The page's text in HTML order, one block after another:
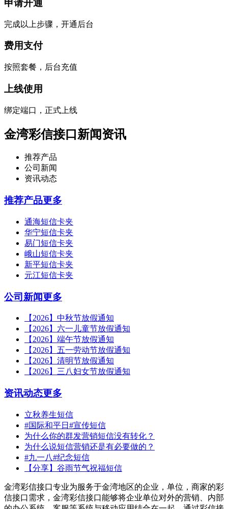
申请开通
完成以上步骤，开通后台
费用支付
按照套餐，后台充值
上线使用
绑定端口，正式上线
金湾彩信接口新闻资讯
推荐产品
公司新闻
资讯动态
推荐产品更多
通海短信卡夹
华宁短信卡夹
易门短信卡夹
峨山短信卡夹
新平短信卡夹
元江短信卡夹
公司新闻更多
【2026】中秋节放假通知
【2026】六一儿童节放假通知
【2026】端午节放假通知
【2026】五一劳动节放假通知
【2026】清明节放假通知
【2026】三八妇女节放假通知
资讯动态更多
立秋养生短信
#国际和平日#宣传短信
为什么你的群发营销短信没有转化？
为什么说短信营销还是有必要做的？
#九一八#纪念短信
【分享】谷雨节气祝福短信
金湾彩信接口专业为服务于金湾地区的企业，单位，商家的彩
信接口需求，金湾彩信接口能够将企业单位对外的营销、内部